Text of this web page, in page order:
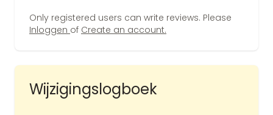
Only registered users can write reviews. Please
Inloggen of Create an account.
Wijzigingslogboek